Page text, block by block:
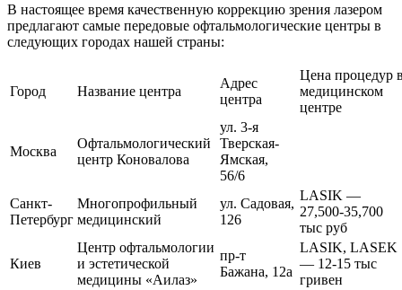
В настоящее время качественную коррекцию зрения лазером
предлагают самые передовые офтальмологические центры в
следующих городах нашей страны:
Город Название центра
Адрес
центра
Цена процедур
медицинском
центре
Москва
Офтальмологический
центр Коновалова
ул. 3-я
Тверская-
Ямская,
56/6
Санкт-
Петербург
Многопрофильный
медицинский
ул. Садовая,
126
LASIK —
27,500-35,700
тыс руб
Киев
Центр офтальмологии
и эстетической
медицины «Аилаз»
пр-т
Бажана, 12а
LASIK, LASEK
— 12-15 тыс
гривен